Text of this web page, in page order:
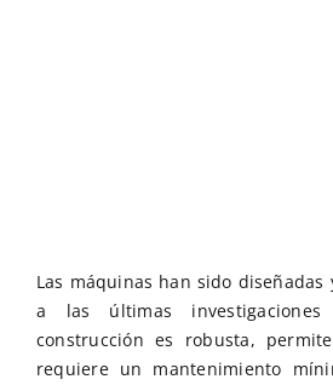
Las máquinas han sido
a las últimas
construcción es robusta,
requiere un mantenimiento